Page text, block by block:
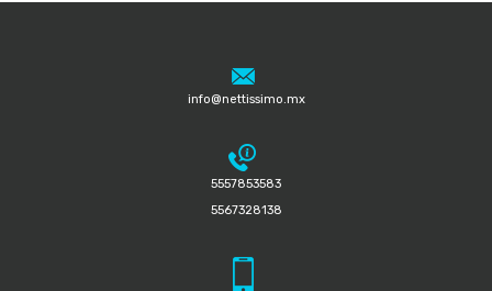
info@nettissimo.mx
5557853583
5567328138